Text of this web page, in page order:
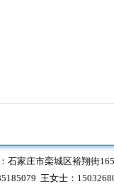
石家庄市栾城区裕翔街
王女士：